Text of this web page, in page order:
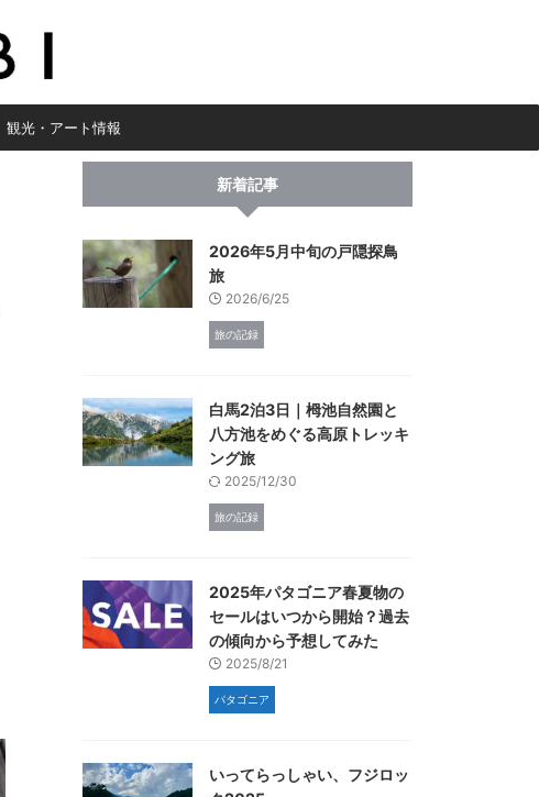
観光・アート情報
新着記事
2026年5月中旬の戸隠探鳥
旅
2026/6/25
旅の記録
白馬2泊3日｜栂池自然園と
八方池をめぐる高原トレッキ
ング旅
2025/12/30
旅の記録
2025年パタゴニア春夏物の
セールはいつから開始？過去
の傾向から予想してみた
2025/8/21
パタゴニア
いってらっしゃい、フジロッ